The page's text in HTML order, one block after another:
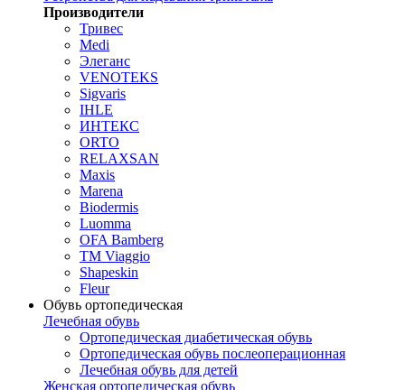
Производители
Тривес
Medi
Элеганс
VENOTEKS
Sigvaris
IHLE
ИНТЕКС
ORTO
RELAXSAN
Maxis
Marena
Biodermis
Luomma
OFA Bamberg
TM Viaggio
Shapeskin
Fleur
Обувь ортопедическая
Лечебная обувь
Ортопедическая диабетическая обувь
Ортопедическая обувь послеоперационная
Лечебная обувь для детей
Женская ортопедическая обувь